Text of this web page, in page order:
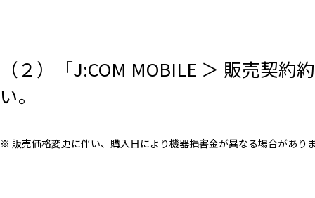
（２）「J:COM MOBILE ＞ 販売契
い。
※ 販売価格変更に伴い、購入日により機器損害金が異なる場合があり